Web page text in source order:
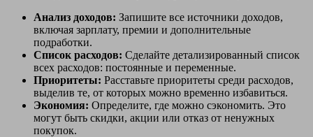
Анализ доходов: Запишите все источники доходов,
включая зарплату, премии и дополнительные
подработки.
Список расходов: Сделайте детализированный список
всех расходов: постоянные и переменные.
Приоритеты: Расставьте приоритеты среди расходов,
выделив те, от которых можно временно избавиться.
Экономия: Определите, где можно сэкономить. Это
могут быть скидки, акции или отказ от ненужных
покупок.